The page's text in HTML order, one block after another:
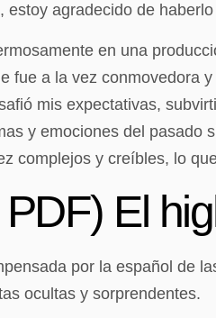
agradecido de
en una
fue a la vez conmovedora
mis expectativas,
y emociones del
complejos y creíbles, lo
El
por la español de
ocultas y sorprendentes.